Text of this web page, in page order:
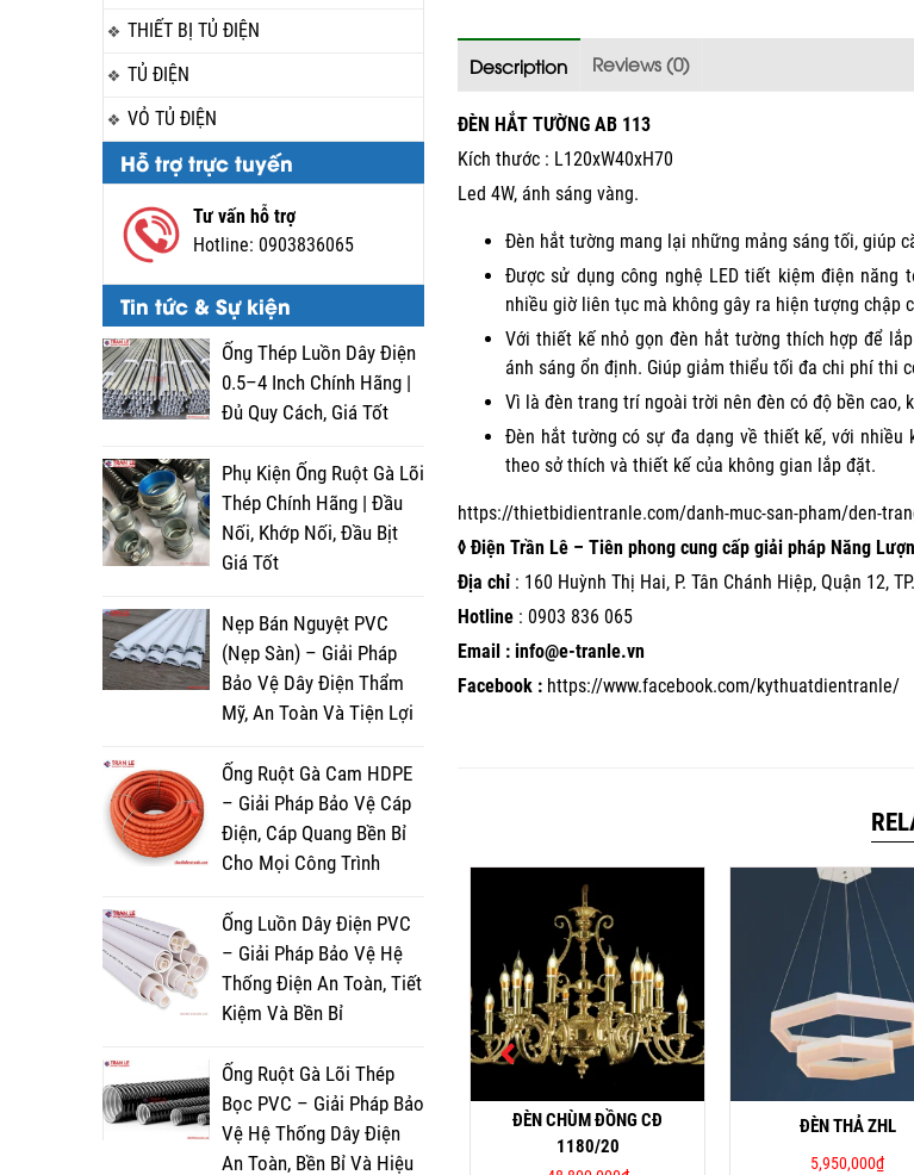
THIẾT BỊ TỦ ĐIỆN
TỦ ĐIỆN
VỎ TỦ ĐIỆN
Hỗ trợ trực tuyến
Tư vấn hỗ trợ
Hotline: 0903836065
Tin tức & Sự kiện
Ống Thép Luồn Dây Điện
0.5–4 Inch Chính Hãng |
Đủ Quy Cách, Giá Tốt
Phụ Kiện Ống Ruột Gà Lõi
Thép Chính Hãng | Đầu
Nối, Khớp Nối, Đầu Bịt
Giá Tốt
Nẹp Bán Nguyệt PVC
(Nẹp Sàn) – Giải Pháp
Bảo Vệ Dây Điện Thẩm
Mỹ, An Toàn Và Tiện Lợi
Ống Ruột Gà Cam HDPE
– Giải Pháp Bảo Vệ Cáp
Điện, Cáp Quang Bền Bỉ
Cho Mọi Công Trình
Ống Luồn Dây Điện PVC
– Giải Pháp Bảo Vệ Hệ
Thống Điện An Toàn, Tiết
Kiệm Và Bền Bỉ
Ống Ruột Gà Lõi Thép
Bọc PVC – Giải Pháp Bảo
Vệ Hệ Thống Dây Điện
An Toàn, Bền Bỉ Và Hiệu
Description Reviews (0)
ĐÈN HẮT TƯỜNG AB 113
Kích thước : L120xW40xH70
Led 4W, ánh sáng vàng.
Đèn hắt tường mang lại những mảng sáng tối, giúp
Được sử dụng công nghệ LED tiết kiệm điện năng
nhiều giờ liên tục mà không gây ra hiện tượng chập
Với thiết kế nhỏ gọn đèn hắt tường thích hợp để
ánh sáng ổn định. Giúp giảm thiểu tối đa chi phí thi
Vì là đèn trang trí ngoài trời nên đèn có độ bền cao,
Đèn hắt tường có sự đa dạng về thiết kế, với nhiều
theo sở thích và thiết kế của không gian lắp đặt.
https://thietbidientranle.com/danh-muc-san-pham/den-
◊ Điện Trần Lê – Tiên phong cung cấp giải pháp Năng
Địa chỉ : 160 Huỳnh Thị Hai, P. Tân Chánh Hiệp, Quận 12,
Hotline : 0903 836 065
Email : info@e-tranle.vn
Facebook : https://www.facebook.com/kythuatdientranle/
ĐÈN THẢ 803/2
6,900,000₫
ĐÈN CHÙM ĐỒNG CĐ
1180/20
ĐÈN THẢ ZHL
5,950,000₫